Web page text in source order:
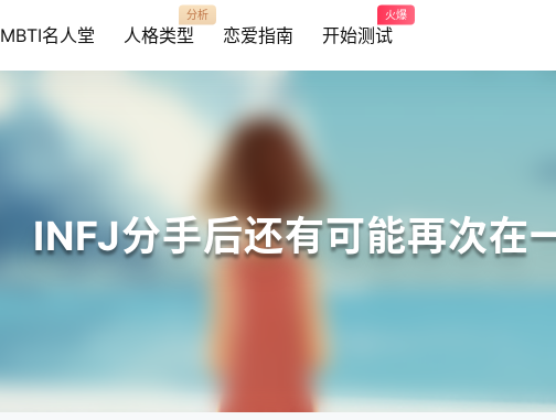
MBTI名人堂 人格类型
分析
恋爱指南 开始测试
火爆
INFJ分手后还有可能再次在